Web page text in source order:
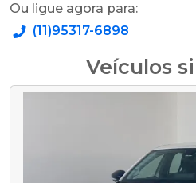
Ou ligue agora para:
(11)95317-6898
Veículos